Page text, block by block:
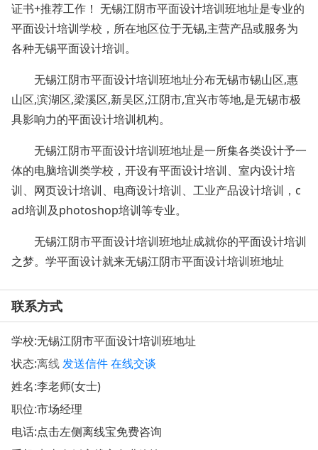
证书+推荐工作！ 无锡江阴市平面设计培训班地址是专业的
平面设计培训学校，所在地区位于无锡,主营产品或服务为
各种无锡平面设计培训。
无锡江阴市平面设计培训班地址分布无锡市锡山区,惠
山区,滨湖区,梁溪区,新吴区,江阴市,宜兴市等地,是无锡市极
具影响力的平面设计培训机构。
无锡江阴市平面设计培训班地址是一所集各类设计予一
体的电脑培训类学校，开设有平面设计培训、室内设计培
训、网页设计培训、电商设计培训、工业产品设计培训，c
ad培训及photoshop培训等专业。
无锡江阴市平面设计培训班地址成就你的平面设计培训
之梦。学平面设计就来无锡江阴市平面设计培训班地址
联系方式
学校:无锡江阴市平面设计培训班地址
状态:离线发送信件在线交谈
姓名:李老师(女士)
职位:市场经理
电话:点击左侧离线宝免费咨询